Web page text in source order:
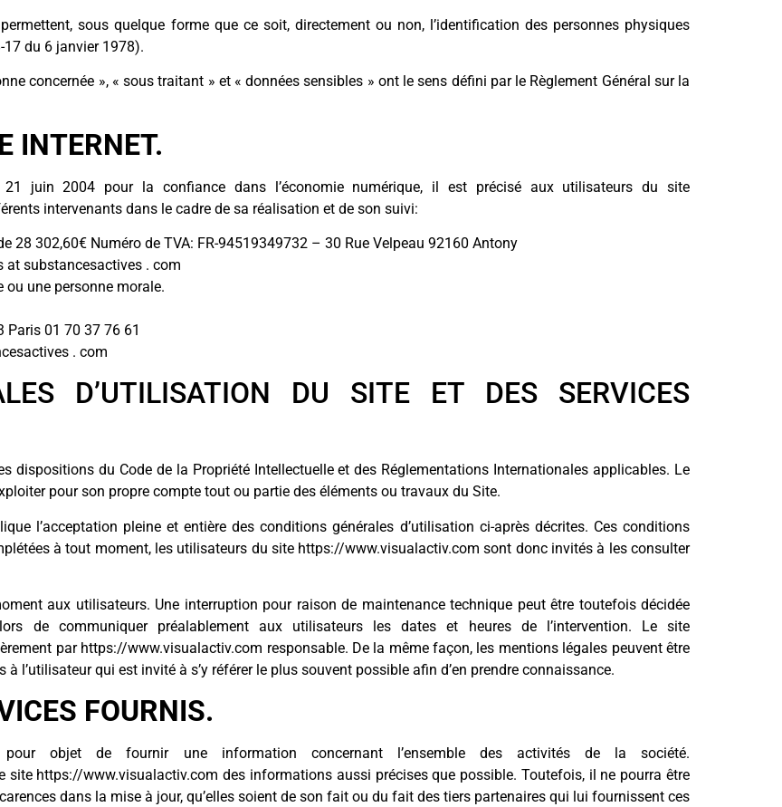
sous quelque forme que ce soit, directement ou non, l’identification des personnes physiques
17 du 6 janvier 1978).
concernée », « sous traitant » et « données sensibles » ont le sens défini par le Règlement Général sur la
INTERNET.
juin 2004 pour la confiance dans l’économie numérique, il est précisé aux utilisateurs du site
intervenants dans le cadre de sa réalisation et de son suivi:
28 302,60€ Numéro de TVA: FR-94519349732 – 30 Rue Velpeau 92160 Antony
at substancesactives . com
une personne morale.
Paris 01 70 37 76 61
. com
D’UTILISATION DU SITE ET DES SERVICES
dispositions du Code de la Propriété Intellectuelle et des Réglementations Internationales applicables. Le
pour son propre compte tout ou partie des éléments ou travaux du Site.
l’acceptation pleine et entière des conditions générales d’utilisation ci-après décrites. Ces conditions
à tout moment, les utilisateurs du site https://www.visualactiv.com sont donc invités à les consulter
aux utilisateurs. Une interruption pour raison de maintenance technique peut être toutefois décidée
de communiquer préalablement aux utilisateurs les dates et heures de l’intervention. Le site
par https://www.visualactiv.com responsable. De la même façon, les mentions légales peuvent être
l’utilisateur qui est invité à s’y référer le plus souvent possible afin d’en prendre connaissance.
FOURNIS.
pour objet de fournir une information concernant l’ensemble des activités de la société.
https://www.visualactiv.com des informations aussi précises que possible. Toutefois, il ne pourra être
dans la mise à jour, qu’elles soient de son fait ou du fait des tiers partenaires qui lui fournissent ces